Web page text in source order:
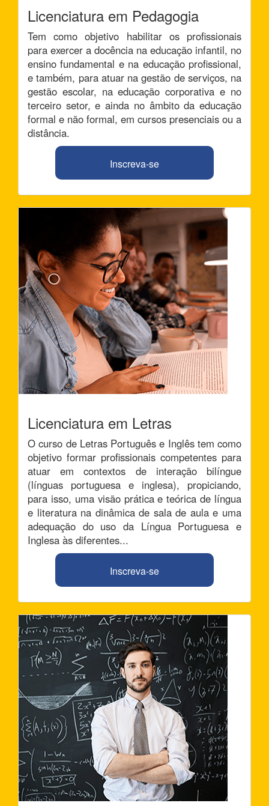
Licenciatura em Pedagogia
Tem como objetivo habilitar os profissionais
para exercer a docência na educação infantil, no
ensino fundamental e na educação profissional,
e também, para atuar na gestão de serviços, na
gestão escolar, na educação corporativa e no
terceiro setor, e ainda no âmbito da educação
formal e não formal, em cursos presenciais ou a
distância.
Inscreva-se
Licenciatura em Letras
O curso de Letras Português e Inglês tem como
objetivo formar profissionais competentes para
atuar em contextos de interação bilíngue
(línguas portuguesa e inglesa), propiciando,
para isso, uma visão prática e teórica de língua
e literatura na dinâmica de sala de aula e uma
adequação do uso da Língua Portuguesa e
Inglesa às diferentes...
Inscreva-se